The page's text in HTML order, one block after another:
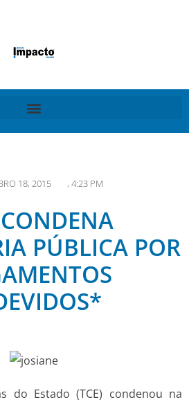
18, 2015 , 4:23 PM
PÚBLICA POR
do Estado (TCE) condenou na